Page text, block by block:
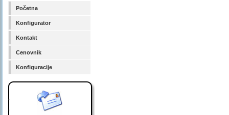
Početna
Konfigurator
Kontakt
Cenovnik
Konfiguracije